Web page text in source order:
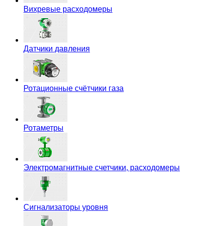
Вихревые расходомеры
Датчики давления
Ротационные счётчики газа
Ротаметры
Электромагнитные счетчики, расходомеры
Сигнализаторы уровня